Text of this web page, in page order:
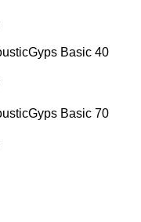
Basic 40
Basic 70